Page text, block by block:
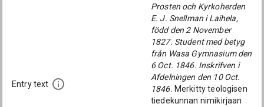
Entry text
Prosten och Kyrkoherden
E. J. Snellman i Laihela,
född den 2 November
1827. Student med betyg
från Wasa Gymnasium den
6 Oct. 1846. Inskrifven i
Afdelningen den 10 Oct.
1846. Merkitty teologisen
tiedekunnan nimikirjaan